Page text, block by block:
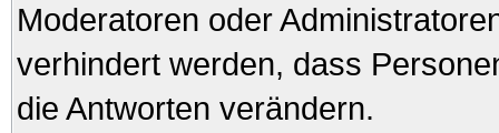
Moderatoren oder
verhindert werden, dass
die Antworten verändern.